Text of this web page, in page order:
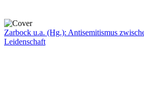
Zarbock u.a. (Hg.): Antisemitismus
Leidenschaft